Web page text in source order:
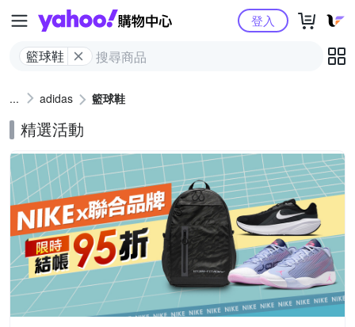
Yahoo購物中心
籃球鞋
登入
adidas 籃球鞋
精選活動